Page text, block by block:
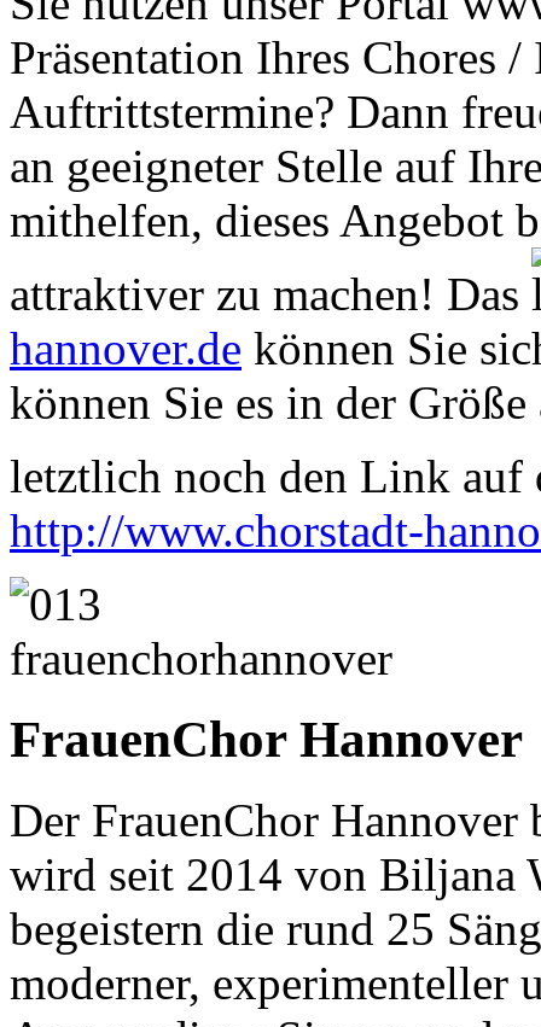
Präsentation Ihres Chores
Auftrittstermine? Dann
an geeigneter Stelle auf
mithelfen, dieses Angebot
attraktiver zu machen! Das
hannover.de können Sie
können Sie es in der
letztlich noch den Link auf
http://www.chorstadt-
FrauenChor Hannover
Der FrauenChor Hannover
wird seit 2014 von Biljana
begeistern die rund 25
moderner, experimenteller